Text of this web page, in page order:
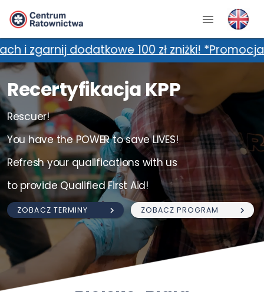
100 zł zniżki! *Promocja nie
Recertyfikacja KPP
Rescuer!
You have the POWER to save LIVES!
Refresh your qualifications with us
to provide Qualified First Aid!
ZOBACZ TERMINY ZOBACZ PROGRAM
Bielsko-Biała